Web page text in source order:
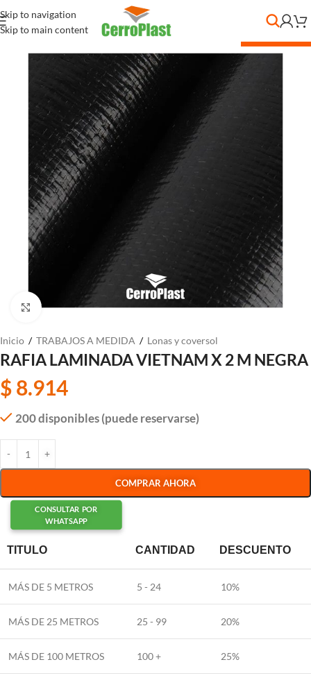
Skip to navigation
Skip to main content
Clic para ampliar
Inicio / TRABAJOS A MEDIDA / Lonas y coversol
RAFIA LAMINADA VIETNAM X 2 M NEGRA
$8.914
200 disponibles (puede reservarse)
COMPRAR AHORA
CONSULTAR POR
WHATSAPP
TITULO CANTIDAD DESCUENTO
MÁS DE 5 METROS 5 - 24 10%
MÁS DE 25 METROS 25 - 99 20%
MÁS DE 100 METROS 100 + 25%